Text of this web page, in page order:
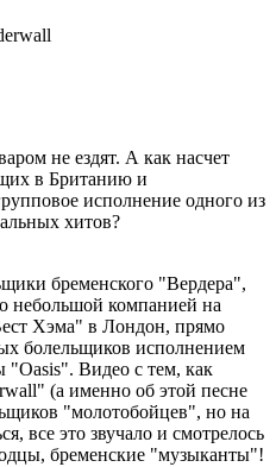
не ездят. А как насчет
в Британию и
исполнение одного из
хитов?
бременского "Вердера",
небольшой компанией на
Хэма" в Лондон, прямо
болельщиков исполнением
"Oasis". Видео с тем, как
(а именно об этой песне
"молотобойцев", но на
все это звучало и смотрелось
бременские "музыканты"!